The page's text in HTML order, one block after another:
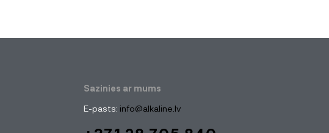
Sazinies ar mums
E-pasts: info@alkaline.lv